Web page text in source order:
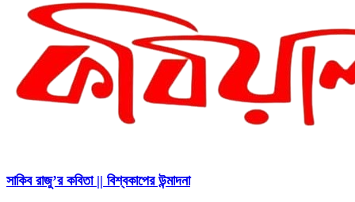
সাকিব রাজু’র কবিতা || বিশ্বকাপের উন্মাদনা